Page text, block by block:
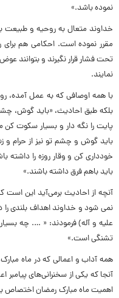
نموده باشد.»
خداوند متعال به روحیه و طبیعت
مقرر نموده است. احکامی هم برای
تحت فشار قرار نگیرند و بتوانند
نمایند.
با همه اوصافی که به عمل آمده،
بلکه طبق احادیث، «باید گوش،
پایت را نگه دار و بسیار سکوت کن
باید گوش و چشم تو نیز از حرام و
خودداری کن و وقار روزه را داشته
باید باهم فرق داشته باشند.»
آنچه از احادیث برمی‌آید این است
نمی‌ شود و خداوند اهداف بلندی را
علیه و آله) فرمودند: « …. چه بسیار
تشنگی است.»
همه آداب و اعمالی که در ماه
آنجا که یکی از سخنرانی‌های پیامبر
اهمیت ماه مبارک رمضان اختصاص